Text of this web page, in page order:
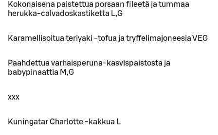
Kokonaisena paistettua porsaan fileetä ja tummaa
herukka-calvadoskastiketta L,G
Karamellisoitua teriyaki -tofua ja tryffelimajoneesia VEG
Paahdettua varhaisperuna-kasvispaistosta ja
babypinaattia M,G
xxx
Kuningatar Charlotte -kakkua L